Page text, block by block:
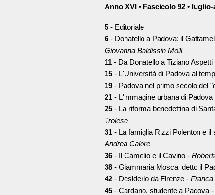
Anno XVI • Fascicolo 92 •
5- Editoriale
6- Donatello a Padova: il
Giovanna Baldissin Molli
11- Da Donatello a Tiziano Aspetti
15- L'Università di Padova al
19- Padova nel primo secolo del
21- L'immagine urbana di Padova
25- La riforma benedettina di
Trolese
31- La famiglia Rizzi Polenton e il
Andrea Calore
36- Il Camelio e il Cavino -
38- Giammaria Mosca, detto il
42- Desiderio da Firenze - Franca
45- Cardano, studente a Padova -